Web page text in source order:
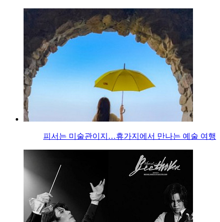
피서는 미술관이지…휴가지에서 만나는 예술 여행